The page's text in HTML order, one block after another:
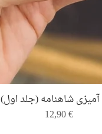
Quick View
شاهنامه (جلد اول)
Price
12,90 €